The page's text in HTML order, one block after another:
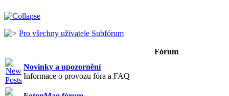
Pro všechny uživatele Subfórum
Fórum
Novinky a upozornění
Informace o provozu fóra a FAQ